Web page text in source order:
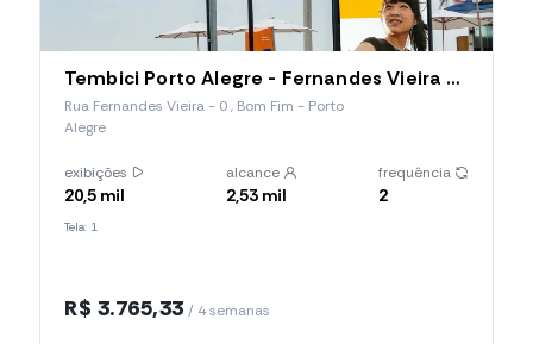
Tembici Porto Alegre - Fernandes Vieira (Estação 036), Rua Fernandes Vieira
Rua Fernandes Vieira - 0 , Bom Fim - Porto
Alegre
exibições
20,5 mil
alcance
2,53 mil
frequência
2
Tela: 1
R$ 3.765,33 / 4 semanas